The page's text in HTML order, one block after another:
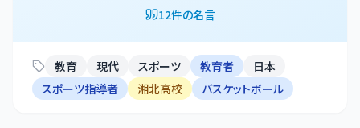
12件の名言
教育 現代 スポーツ 教育者
日本
スポーツ指導者
湘北高校 バスケットボール